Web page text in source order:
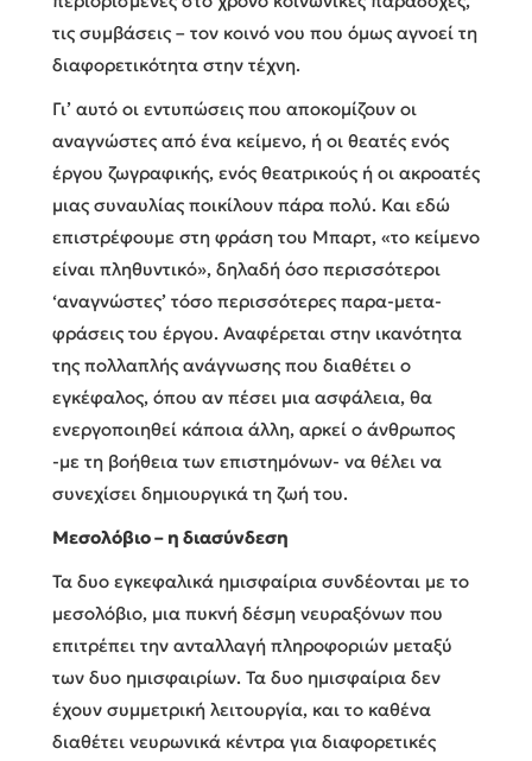
τις συμβάσεις – τον κοινό νου που όμως αγνοεί τη
διαφορετικότητα στην τέχνη.
Γι’ αυτό οι εντυπώσεις που αποκομίζουν οι
αναγνώστες από ένα κείμενο, ή οι θεατές ενός
έργου ζωγραφικής, ενός θεατρικούς ή οι ακροατές
μιας συναυλίας ποικίλουν πάρα πολύ. Και εδώ
επιστρέφουμε στη φράση του Μπαρτ, «το κείμενο
είναι πληθυντικό», δηλαδή όσο περισσότεροι
‘αναγνώστες’ τόσο περισσότερες παρα-μετα-
φράσεις του έργου. Αναφέρεται στην ικανότητα
της πολλαπλής ανάγνωσης που διαθέτει ο
εγκέφαλος, όπου αν πέσει μια ασφάλεια, θα
ενεργοποιηθεί κάποια άλλη, αρκεί ο άνθρωπος
-με τη βοήθεια των επιστημόνων- να θέλει να
συνεχίσει δημιουργικά τη ζωή του.
Μεσολόβιο – η διασύνδεση
Τα δυο εγκεφαλικά ημισφαίρια συνδέονται με το
μεσολόβιο, μια πυκνή δέσμη νευραξόνων που
επιτρέπει την ανταλλαγή πληροφοριών μεταξύ
των δυο ημισφαιρίων. Τα δυο ημισφαίρια δεν
έχουν συμμετρική λειτουργία, και το καθένα
διαθέτει νευρωνικά κέντρα για διαφορετικές